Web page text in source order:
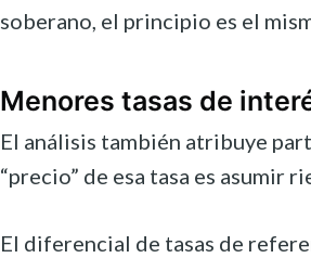
soberano, el principio es el
Menores tasas de
El análisis también atribuye
“precio” de esa tasa es asumir
El diferencial de tasas de